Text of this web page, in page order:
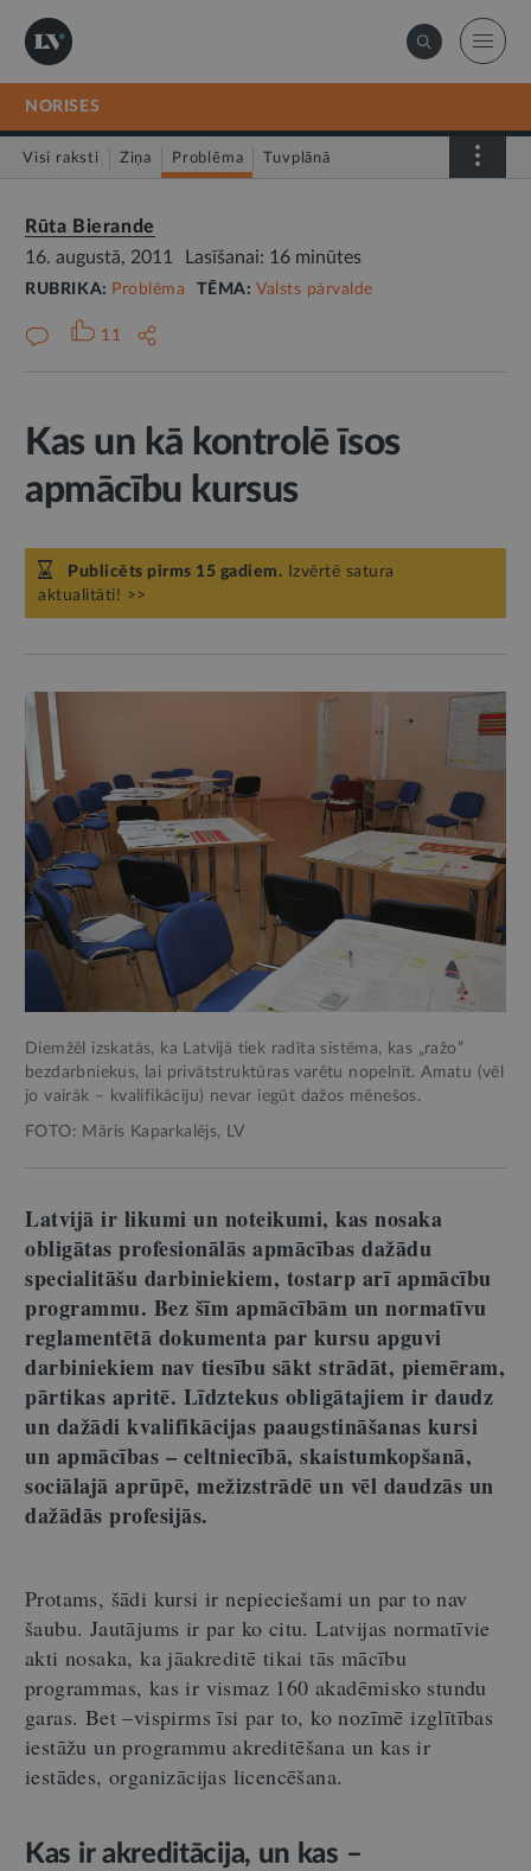
NORISES
Visi raksti Ziņa Problēma Tuvplānā
Rūta Bierande
16. augustā, 2011
Lasīšanai: 16 minūtes
RUBRIKA: Problēma TĒMA:Valsts pārvalde
11
Kas un kā kontrolē īsos
apmācību kursus
Publicēts pirms 15 gadiem. Izvērtē satura
aktualitāti! >>
Diemžēl izskatās, ka Latvijā tiek radīta sistēma, kas „ražo”
bezdarbniekus, lai privātstruktūras varētu nopelnīt. Amatu (vēl
jo vairāk – kvalifikāciju) nevar iegūt dažos mēnešos.
FOTO: Māris Kaparkalējs, LV
Latvijā ir likumi un noteikumi, kas nosaka
obligātas profesionālās apmācības dažādu
specialitāšu darbiniekiem, tostarp arī apmācību
programmu. Bez šīm apmācībām un normatīvu
reglamentētā dokumenta par kursu apguvi
darbiniekiem nav tiesību sākt strādāt, piemēram,
pārtikas apritē. Līdztekus obligātajiem ir daudz
un dažādi kvalifikācijas paaugstināšanas kursi
un apmācības – celtniecībā, skaistumkopšanā,
sociālajā aprūpē, mežizstrādē un vēl daudzās un
dažādās profesijās.
Protams, šādi kursi ir nepieciešami un par to nav
šaubu. Jautājums ir par ko citu. Latvijas normatīvie
akti nosaka, ka jāakreditē tikai tās mācību
programmas, kas ir vismaz 160 akadēmisko stundu
garas. Bet –vispirms īsi par to, ko nozīmē izglītības
iestāžu un programmu akreditēšana un kas ir
iestādes, organizācijas licencēšana.
Kas ir akreditācija, un kas –